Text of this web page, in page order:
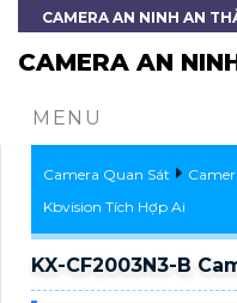
CAMERA AN NINH AN
CAMERA AN
MENU
Camera Quan Sát
Kbvision Tích Hợp Ai
KX-CF2003N3-B